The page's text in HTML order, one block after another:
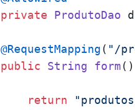
private
ProdutoDao
@RequestMapping( "/
public
String form(
return